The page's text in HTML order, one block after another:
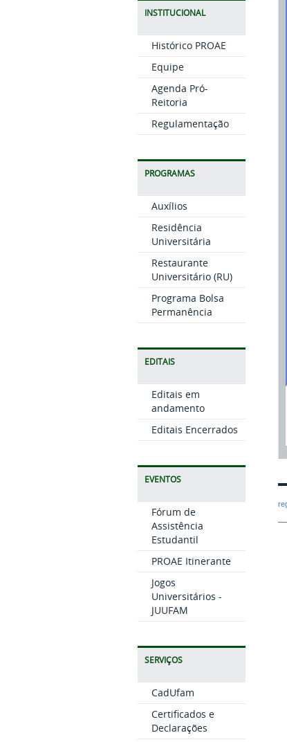
INSTITUCIONAL
Histórico PROAE
Equipe
Agenda Pró-
Reitoria
Regulamentação
PROGRAMAS
Auxílios
Residência
Universitária
Restaurante
Universitário (RU)
Programa Bolsa
Permanência
EDITAIS
Editais em
andamento
Editais Encerrados
EVENTOS
Fórum de
Assistência
Estudantil
PROAE Itinerante
Jogos
Universitários -
JUUFAM
SERVIÇOS
CadUfam
Certificados e
Declarações